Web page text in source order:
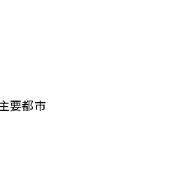
要都市